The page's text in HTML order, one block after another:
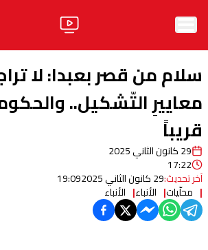
الأخبار
آراء
فيديو
مواقف
وليد جنبلاطالحزب
سلام من قصر بعبدا: لا
معاييرِ التّشكيل..
قريباً
29 كانون الثاني 2025
17:22
آخر تحديث:29 كانون الثاني 2025 19:09
محلّيات الأنباء الأنباء